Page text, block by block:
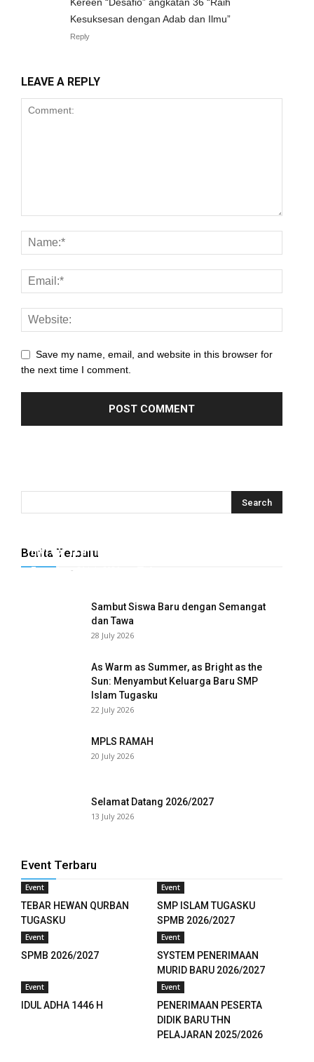
Kesuksesan dengan Adab dan Ilmu”
Reply
LEAVE A REPLY
Save my name, email, and website in this browser for
the next time I comment.
Berita Terbaru
Hyrox Training x Extracuriculer Exhabition
Tugasku -
Sambut Siswa Baru dengan Semangat
dan Tawa
28 July 2026
As Warm as Summer, as Bright as the
Sun: Menyambut Keluarga Baru SMP
Islam Tugasku
22 July 2026
MPLS RAMAH
20 July 2026
Selamat Datang 2026/2027
13 July 2026
Event Terbaru
Event
TEBAR HEWAN QURBAN
TUGASKU
Event
SMP ISLAM TUGASKU
SPMB 2026/2027
Event
SPMB 2026/2027
Event
SYSTEM PENERIMAAN
MURID BARU 2026/2027
Event
IDUL ADHA 1446 H
Event
PENERIMAAN PESERTA
DIDIK BARU THN
PELAJARAN 2025/2026